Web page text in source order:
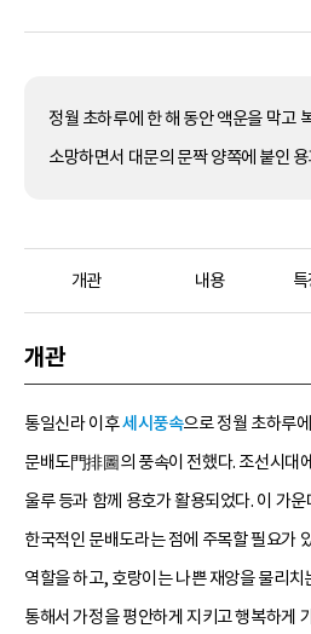
정월 초하루에 한 해 동안 액운을 막고
소망하면서 대문의 문짝 양쪽에 붙인
개관 내용
개관
통일신라 이후세시풍속으로 정월 초하루
문배도門排圖의 풍속이 전했다. 조선시대
울루 등과 함께 용호가 활용되었다. 이 가
한국적인 문배도라는 점에 주목할 필요가
역할을 하고, 호랑이는 나쁜 재앙을 물리
통해서 가정을 평안하게 지키고 행복하게